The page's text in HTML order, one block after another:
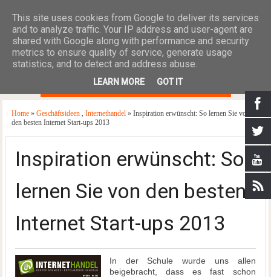
Home»Geschäftsideen,Internethandel» Inspiration erwünscht: So lernen Sie von
den besten Internet Start-ups 2013
Inspiration erwünscht: So
lernen Sie von den besten
Internet Start-ups 2013
In der Schule wurde uns allen
beigebracht, dass es fast schon
This site uses cookies from Google to deliver its services
and to analyze traffic. Your IP address and user-agent are
shared with Google along with performance and security
metrics to ensure quality of service, generate usage
statistics, and to detect and address abuse.
LEARN MORE GOT IT